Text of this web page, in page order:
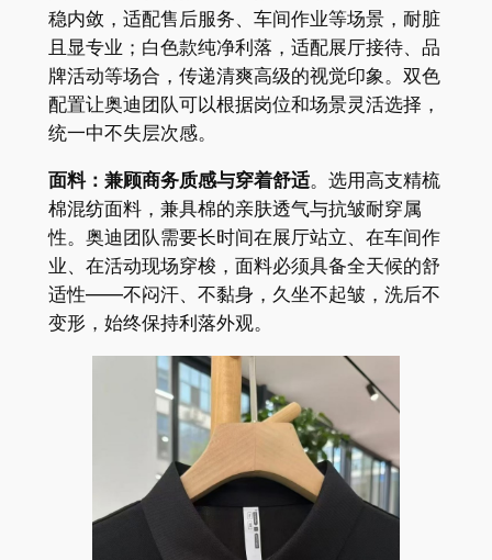
稳内敛，适配售后服务、车间作业等场景，耐脏
且显专业；白色款纯净利落，适配展厅接待、品
牌活动等场合，传递清爽高级的视觉印象。双色
配置让奥迪团队可以根据岗位和场景灵活选择，
统一中不失层次感。
面料：兼顾商务质感与穿着舒适。选用高支精梳
棉混纺面料，兼具棉的亲肤透气与抗皱耐穿属
性。奥迪团队需要长时间在展厅站立、在车间作
业、在活动现场穿梭，面料必须具备全天候的舒
适性——不闷汗、不黏身，久坐不起皱，洗后不
变形，始终保持利落外观。